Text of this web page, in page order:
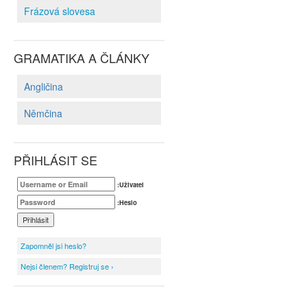
Frázová slovesa
GRAMATIKA A ČLÁNKY
Angličina
Němčina
PŘIHLÁSIT SE
:Uživatel
:Heslo
Zapomněl jsi heslo?
Nejsi členem? Registruj se ›